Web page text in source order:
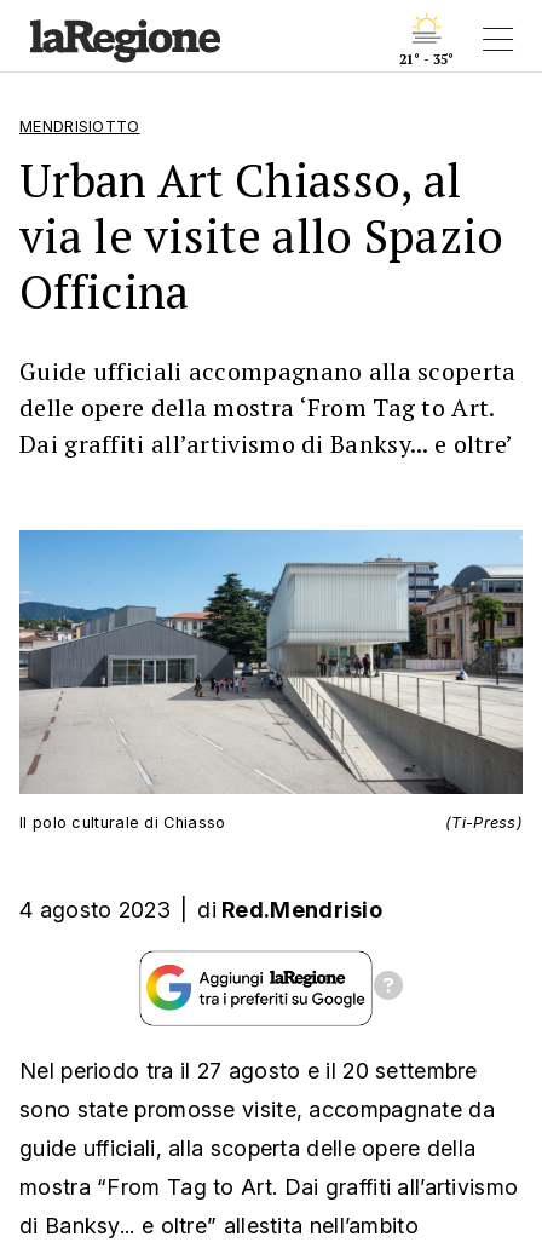
21° - 35°
MENDRISIOTTO
Urban Art Chiasso, al
via le visite allo Spazio
Officina
Guide ufficiali accompagnano alla scoperta
delle opere della mostra ‘From Tag to Art.
Dai graffiti all’artivismo di Banksy... e oltre’
Il polo culturale di Chiasso (Ti-Press)
4 agosto 2023 di Red.Mendrisio
Nel periodo tra il 27 agosto e il 20 settembre
sono state promosse visite, accompagnate da
guide ufficiali, alla scoperta delle opere della
mostra “From Tag to Art. Dai graffiti all’artivismo
di Banksy... e oltre” allestita nell’ambito